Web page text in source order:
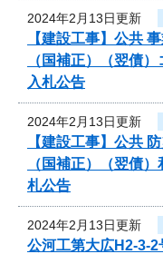
2024年2月13日更新
【建設工事】公共
（国補正）（翌債
入札公告
2024年2月13日更新
【建設工事】公共
（国補正）（翌債
札公告
2024年2月13日更新
公河工第大広H2-3-